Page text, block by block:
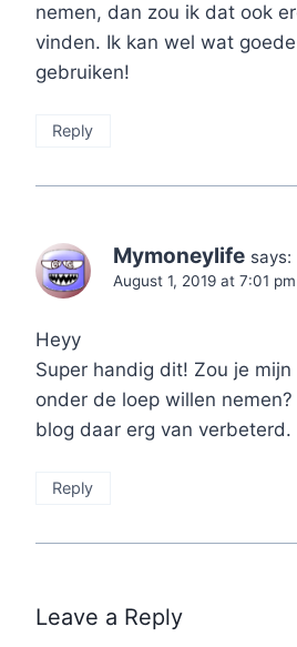
nemen, dan zou ik dat ook
vinden. Ik kan wel wat
gebruiken!
Reply
Mymoneylife says:
August 1, 2019 at 7:01 pm
Heyy
Super handig dit! Zou je
onder de loep willen
blog daar erg van verbeterd.
Reply
Leave a Reply